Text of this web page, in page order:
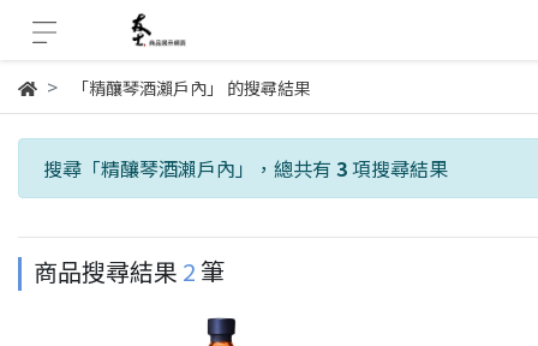
「精釀琴酒瀨戶內」 的搜尋結果
搜尋「精釀琴酒瀨戶內 」，總共有 3項搜尋結果
商品搜尋結果 2 筆